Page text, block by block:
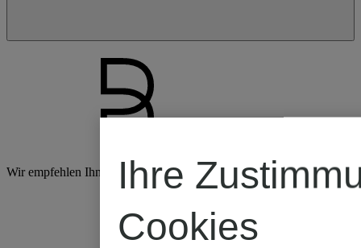
Breuninger
Wir empfehlen Ihnen Ihren Browser zu aktualisieren.weiterlesen
Ihre
Cookies